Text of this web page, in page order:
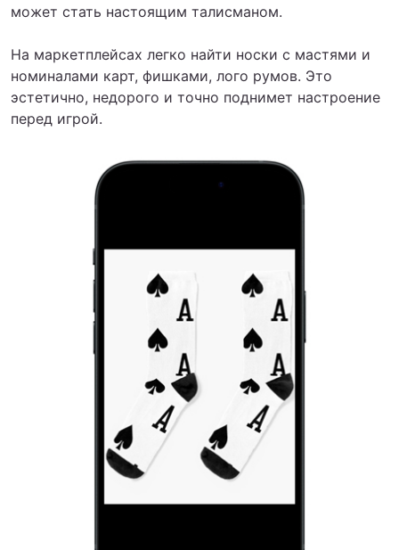
может стать настоящим талисманом.
На маркетплейсах легко найти носки с мастями и
номиналами карт, фишками, лого румов. Это
эстетично, недорого и точно поднимет настроение
перед игрой.